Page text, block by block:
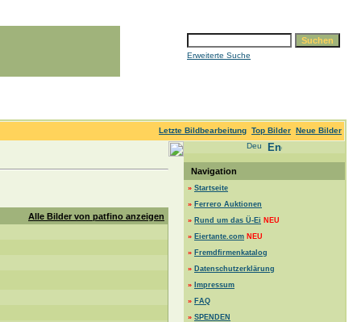
Erweiterte Suche
Letzte Bildbearbeitung Top Bilder Neue Bilder
Alle Bilder von patfino anzeigen
Navigation
» Startseite
» Ferrero Auktionen
» Rund um das Ü-Ei NEU
» Eiertante.com NEU
» Fremdfirmenkatalog
» Datenschutzerklärung
» Impressum
» FAQ
» SPENDEN